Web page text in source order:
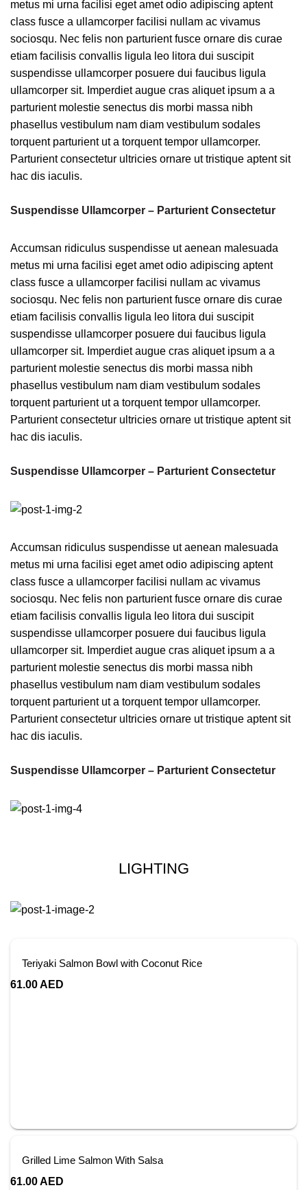
metus mi urna facilisi eget amet odio adipiscing aptent
class fusce a ullamcorper facilisi nullam ac vivamus
sociosqu. Nec felis non parturient fusce ornare dis curae
etiam facilisis convallis ligula leo litora dui suscipit
suspendisse ullamcorper posuere dui faucibus ligula
ullamcorper sit. Imperdiet augue cras aliquet ipsum a a
parturient molestie senectus dis morbi massa nibh
phasellus vestibulum nam diam vestibulum sodales
torquent parturient ut a torquent tempor ullamcorper.
Parturient consectetur ultricies ornare ut tristique aptent sit
hac dis iaculis.
Suspendisse Ullamcorper – Parturient Consectetur
Accumsan ridiculus suspendisse ut aenean malesuada
metus mi urna facilisi eget amet odio adipiscing aptent
class fusce a ullamcorper facilisi nullam ac vivamus
sociosqu. Nec felis non parturient fusce ornare dis curae
etiam facilisis convallis ligula leo litora dui suscipit
suspendisse ullamcorper posuere dui faucibus ligula
ullamcorper sit. Imperdiet augue cras aliquet ipsum a a
parturient molestie senectus dis morbi massa nibh
phasellus vestibulum nam diam vestibulum sodales
torquent parturient ut a torquent tempor ullamcorper.
Parturient consectetur ultricies ornare ut tristique aptent sit
hac dis iaculis.
Suspendisse Ullamcorper – Parturient Consectetur
Accumsan ridiculus suspendisse ut aenean malesuada
metus mi urna facilisi eget amet odio adipiscing aptent
class fusce a ullamcorper facilisi nullam ac vivamus
sociosqu. Nec felis non parturient fusce ornare dis curae
etiam facilisis convallis ligula leo litora dui suscipit
suspendisse ullamcorper posuere dui faucibus ligula
ullamcorper sit. Imperdiet augue cras aliquet ipsum a a
parturient molestie senectus dis morbi massa nibh
phasellus vestibulum nam diam vestibulum sodales
torquent parturient ut a torquent tempor ullamcorper.
Parturient consectetur ultricies ornare ut tristique aptent sit
hac dis iaculis.
Suspendisse Ullamcorper – Parturient Consectetur
LIGHTING
Teriyaki Salmon Bowl with Coconut Rice
61.00AED
Grilled Lime Salmon With Salsa
61.00AED